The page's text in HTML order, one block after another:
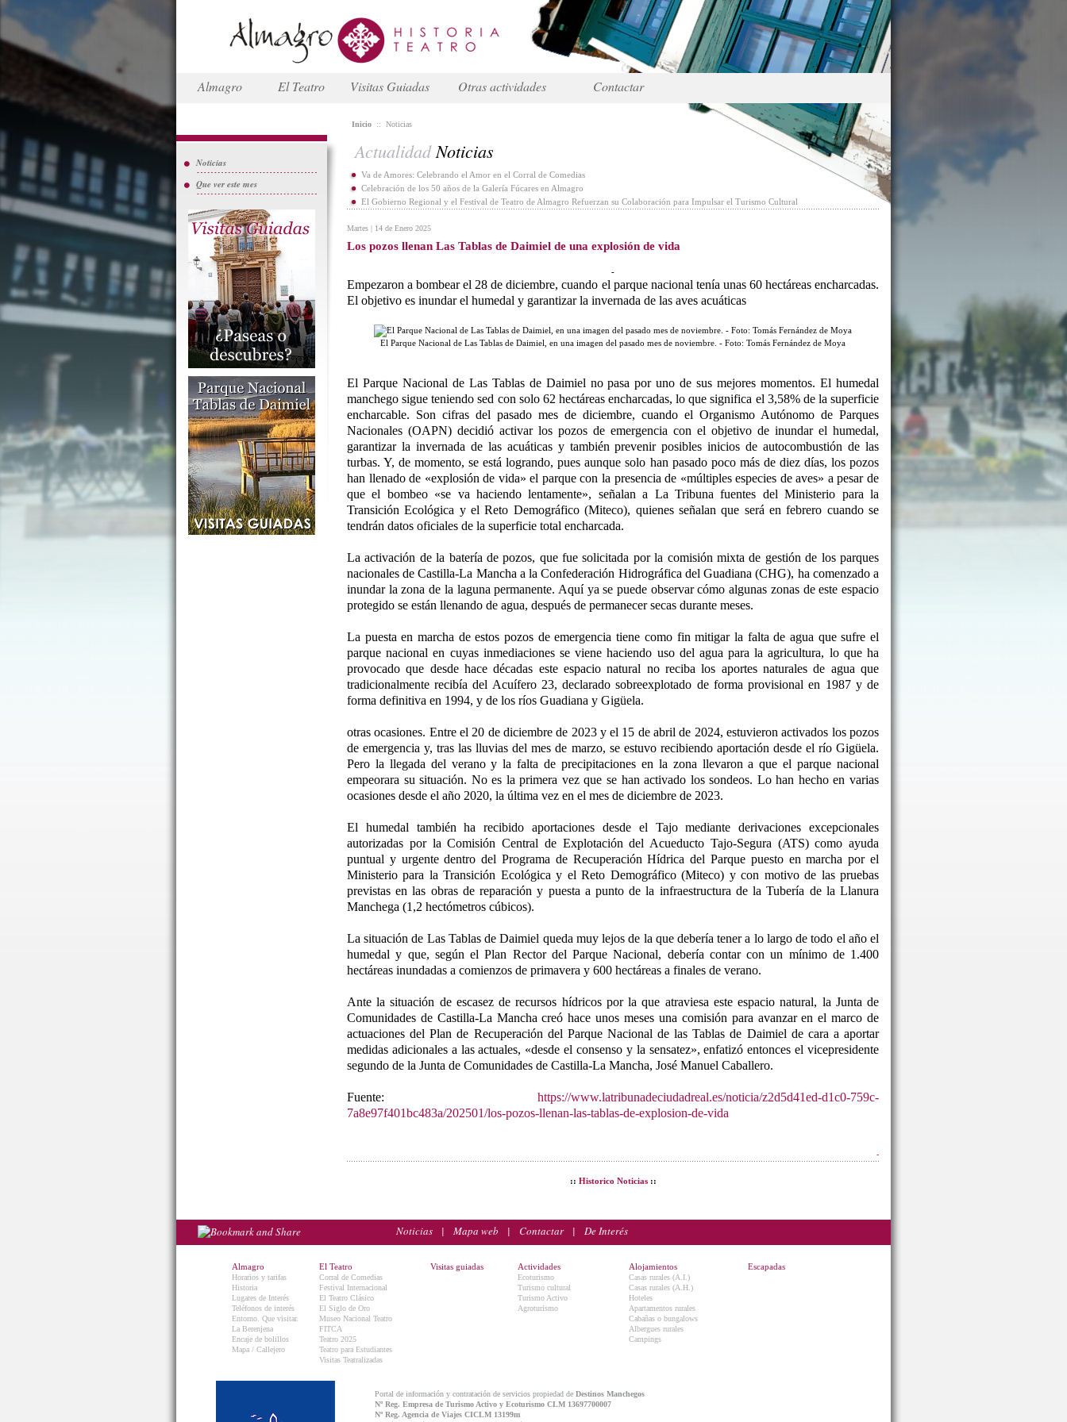
Almagro El Teatro Visitas Guiadas Otras actividades Contactar
Noticias
Que ver este mes
Inicio :: Noticias
ActualidadNoticias
Va de Amores: Celebrando el Amor en el Corral de Comedias
Celebración de los 50 años de la Galería Fúcares en Almagro
El Gobierno Regional y el Festival de Teatro de Almagro Refuerzan su Colaboración para Impulsar el Turismo Cultural
Martes | 14 de Enero 2025
Los pozos llenan Las Tablas de Daimiel de una explosión de vida
-
Empezaron a bombear el 28 de diciembre, cuando el parque nacional tenía unas 60 hectáreas encharcadas.
El objetivo es inundar el humedal y garantizar la invernada de las aves acuáticas
El Parque Nacional de Las Tablas de Daimiel, en una imagen del pasado mes de noviembre. - Foto: Tomás Fernández de Moya
El Parque Nacional de Las Tablas de Daimiel no pasa por uno de sus mejores momentos. El humedal
manchego sigue teniendo sed con solo 62 hectáreas encharcadas, lo que significa el 3,58% de la superficie
encharcable. Son cifras del pasado mes de diciembre, cuando el Organismo Autónomo de Parques
Nacionales (OAPN) decidió activar los pozos de emergencia con el objetivo de inundar el humedal,
garantizar la invernada de las acuáticas y también prevenir posibles inicios de autocombustión de las
turbas. Y, de momento, se está logrando, pues aunque solo han pasado poco más de diez días, los pozos
han llenado de «explosión de vida» el parque con la presencia de «múltiples especies de aves» a pesar de
que el bombeo «se va haciendo lentamente», señalan a La Tribuna fuentes del Ministerio para la
Transición Ecológica y el Reto Demográfico (Miteco), quienes señalan que será en febrero cuando se
tendrán datos oficiales de la superficie total encharcada.
La activación de la batería de pozos, que fue solicitada por la comisión mixta de gestión de los parques
nacionales de Castilla-La Mancha a la Confederación Hidrográfica del Guadiana (CHG), ha comenzado a
inundar la zona de la laguna permanente. Aquí ya se puede observar cómo algunas zonas de este espacio
protegido se están llenando de agua, después de permanecer secas durante meses.
La puesta en marcha de estos pozos de emergencia tiene como fin mitigar la falta de agua que sufre el
parque nacional en cuyas inmediaciones se viene haciendo uso del agua para la agricultura, lo que ha
provocado que desde hace décadas este espacio natural no reciba los aportes naturales de agua que
tradicionalmente recibía del Acuífero 23, declarado sobreexplotado de forma provisional en 1987 y de
forma definitiva en 1994, y de los ríos Guadiana y Gigüela.
otras ocasiones. Entre el 20 de diciembre de 2023 y el 15 de abril de 2024, estuvieron activados los pozos
de emergencia y, tras las lluvias del mes de marzo, se estuvo recibiendo aportación desde el río Gigüela.
Pero la llegada del verano y la falta de precipitaciones en la zona llevaron a que el parque nacional
empeorara su situación. No es la primera vez que se han activado los sondeos. Lo han hecho en varias
ocasiones desde el año 2020, la última vez en el mes de diciembre de 2023.
El humedal también ha recibido aportaciones desde el Tajo mediante derivaciones excepcionales
autorizadas por la Comisión Central de Explotación del Acueducto Tajo-Segura (ATS) como ayuda
puntual y urgente dentro del Programa de Recuperación Hídrica del Parque puesto en marcha por el
Ministerio para la Transición Ecológica y el Reto Demográfico (Miteco) y con motivo de las pruebas
previstas en las obras de reparación y puesta a punto de la infraestructura de la Tubería de la Llanura
Manchega (1,2 hectómetros cúbicos).
La situación de Las Tablas de Daimiel queda muy lejos de la que debería tener a lo largo de todo el año el
humedal y que, según el Plan Rector del Parque Nacional, debería contar con un mínimo de 1.400
hectáreas inundadas a comienzos de primavera y 600 hectáreas a finales de verano.
Ante la situación de escasez de recursos hídricos por la que atraviesa este espacio natural, la Junta de
Comunidades de Castilla-La Mancha creó hace unos meses una comisión para avanzar en el marco de
actuaciones del Plan de Recuperación del Parque Nacional de las Tablas de Daimiel de cara a aportar
medidas adicionales a las actuales, «desde el consenso y la sensatez», enfatizó entonces el vicepresidente
segundo de la Junta de Comunidades de Castilla-La Mancha, José Manuel Caballero.
Fuente: https://www.latribunadeciudadreal.es/noticia/z2d5d41ed-d1c0-759c-
7a8e97f401bc483a/202501/los-pozos-llenan-las-tablas-de-explosion-de-vida
-
:: Historico Noticias::
Noticias | Mapa web | Contactar| De Interés
Almagro
Horarios y tarifas
Historia
Lugares de Interés
Teléfonos de interés
Entorno. Que visitar.
La Berenjena
Encaje de bolillos
Mapa / Callejero
El Teatro
Corral de Comedias
Festival Internacional
El Teatro Clásico
El Siglo de Oro
Museo Nacional Teatro
FITCA
Teatro 2025
Teatro para Estudiantes
Visitas Teatralizadas
Visitas guiadas Actividades
Ecoturismo
Turismo cultural
Turismo Activo
Agroturismo
Alojamientos
Casas rurales (A.I.)
Casas rurales (A.H.)
Hoteles
Apartamentos rurales
Cabañas o bungalows
Albergues rurales
Campings
Escapadas
Portal de información y contratación de servicios propiedad de Destinos Manchegos
Nº Reg. Empresa de Turismo Activo y Ecoturismo CLM 13697700007
Nº Reg. Agencia de Viajes CICLM 13199m